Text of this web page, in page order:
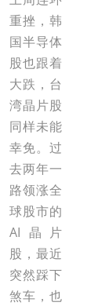
重挫，韩
国半导体
股也跟着
大跌，台
湾晶片股
同样未能
幸免。过
去两年一
路领涨全
球股市的
AI晶片
股，最近
突然踩下
煞车，也